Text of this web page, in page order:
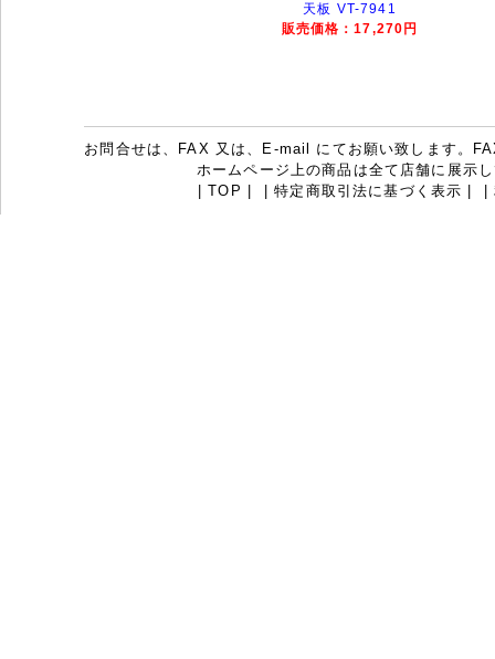
天板 VT-7941
販売価格：17,270円
お問合せは、FAX 又は、E-mail にてお願い致します。
ホームページ上の商品は全て店舗に展示
|TOP |特定商取引法に基づく表示 |